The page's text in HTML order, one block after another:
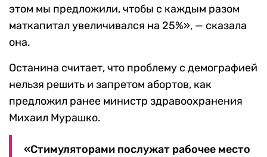
этом мы предложили, чтобы с каждым разом
маткапитал увеличивался на 25%», — сказала
она.
Останина считает, что проблему с демографией
нельзя решить и запретом абортов, как
предложил ранее министр здравоохранения
Михаил Мурашко.
«Стимуляторами послужат рабочее место